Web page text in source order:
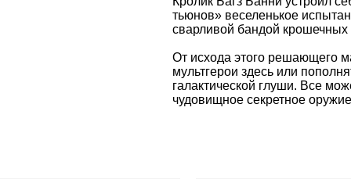
тьюнов» веселенькое
сварливой бандой
От исхода этого решающего
мультгерои здесь или
галактической глуши. Все
чудовищное секретное